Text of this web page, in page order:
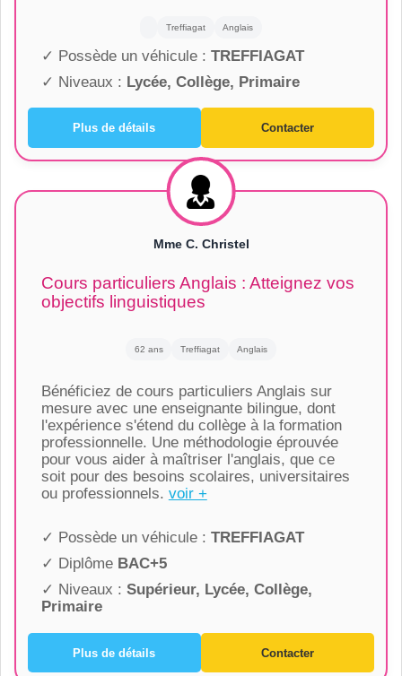
Treffiagat Anglais
✓ Possède un véhicule : TREFFIAGAT
✓ Niveaux : Lycée, Collège, Primaire
Plus de détails Contacter
Mme C. Christel
Cours particuliers Anglais : Atteignez vos
objectifs linguistiques
62 ans Treffiagat Anglais
Bénéficiez de cours particuliers Anglais sur
mesure avec une enseignante bilingue, dont
l'expérience s'étend du collège à la formation
professionnelle. Une méthodologie éprouvée
pour vous aider à maîtriser l'anglais, que ce
soit pour des besoins scolaires, universitaires
ou professionnels. voir +
✓ Possède un véhicule : TREFFIAGAT
✓ Diplôme BAC+5
✓ Niveaux : Supérieur, Lycée, Collège,
Primaire
Plus de détails Contacter